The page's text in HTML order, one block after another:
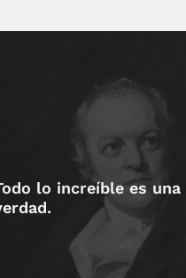
lo increíble es una